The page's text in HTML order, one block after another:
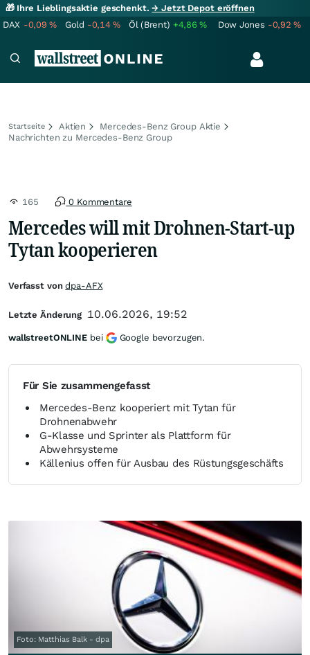
🎁 Ihre Lieblingsaktie geschenkt.→ Jetzt Depot eröffnen
DAX -0,09% Gold -0,14% Öl (Brent) +4,86% Dow Jones -0,92%
Startseite Aktien
Mercedes-Benz Group Aktie
Nachrichten zu Mercedes-Benz Group
165 0 Kommentare
Mercedes will mit Drohnen-Start-up
Tytan kooperieren
Für Sie zusammengefasst
Mercedes-Benz kooperiert mit Tytan für
Drohnenabwehr
G-Klasse und Sprinter als Plattform für
Abwehrsysteme
Källenius offen für Ausbau des Rüstungsgeschäfts
Foto: Matthias Balk - dpa
Verfasst vondpa-AFX
Letzte Änderung 10.06.2026, 19:52
wallstreetONLINE bei Google bevorzugen.